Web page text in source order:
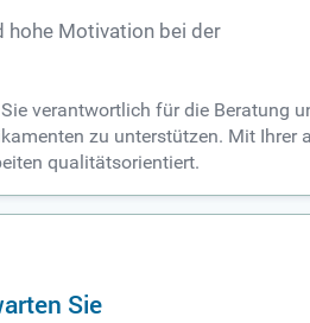
hohe Motivation bei der
verantwortlich für die Beratung
zu unterstützen. Mit
qualitätsorientiert.
Sie